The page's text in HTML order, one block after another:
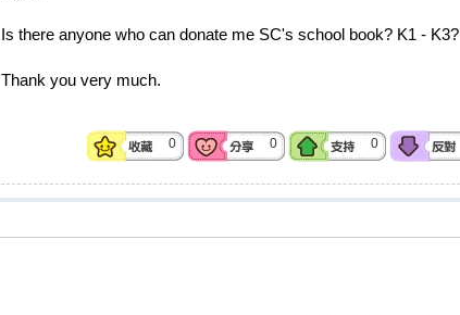
Is there anyone who can donate me SC's school book? K1 - K3?
Thank you very much.
0 0 0